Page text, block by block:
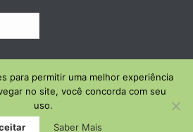
para permitir uma melhor experiência
no site, você concorda com seu
uso.
Saber Mais